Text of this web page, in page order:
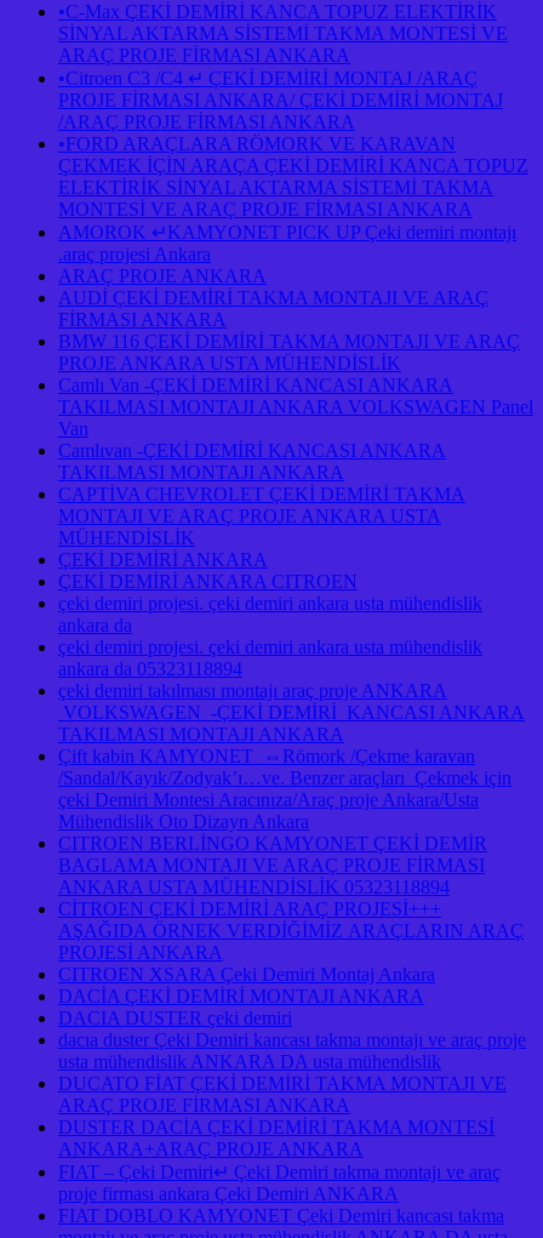
•C-Max ÇEKİ DEMİRİ KANCA TOPUZ ELEKTİRİK
SİNYAL AKTARMA SİSTEMİ TAKMA MONTESİ VE
ARAÇ PROJE FİRMASI ANKARA
•Citroen C3 /C4 ↵ ÇEKİ DEMİRİ MONTAJ /ARAÇ
PROJE FİRMASI ANKARA/ ÇEKİ DEMİRİ MONTAJ
/ARAÇ PROJE FİRMASI ANKARA
•FORD ARAÇLARA RÖMORK VE KARAVAN
ÇEKMEK İÇİN ARAÇA ÇEKİ DEMİRİ KANCA TOPUZ
ELEKTİRİK SİNYAL AKTARMA SİSTEMİ TAKMA
MONTESİ VE ARAÇ PROJE FİRMASI ANKARA
AMOROK ↵KAMYONET PICK UP Çeki demiri montajı
.araç projesi Ankara
ARAÇ PROJE ANKARA
AUDİ ÇEKİ DEMİRİ TAKMA MONTAJI VE ARAÇ
FİRMASI ANKARA
BMW 116 ÇEKİ DEMİRİ TAKMA MONTAJI VE ARAÇ
PROJE ANKARA USTA MÜHENDİSLİK
Camlı Van -ÇEKİ DEMİRİ KANCASI ANKARA
TAKILMASI MONTAJI ANKARA VOLKSWAGEN Panel
Van
Camlıvan -ÇEKİ DEMİRİ KANCASI ANKARA
TAKILMASI MONTAJI ANKARA
CAPTİVA CHEVROLET ÇEKİ DEMİRİ TAKMA
MONTAJI VE ARAÇ PROJE ANKARA USTA
MÜHENDİSLİK
ÇEKİ DEMİRİ ANKARA
ÇEKİ DEMİRİ ANKARA CITROEN
çeki demiri projesi. çeki demiri ankara usta mühendislik
ankara da
çeki demiri projesi. çeki demiri ankara usta mühendislik
ankara da 05323118894
çeki demiri takılması montajı araç proje ANKARA
VOLKSWAGEN -ÇEKİ DEMİRİ KANCASI ANKARA
TAKILMASI MONTAJI ANKARA
Çift kabin KAMYONET ⇔Römork /Çekme karavan
/Sandal/Kayık/Zodyak’ı…ve. Benzer araçları Çekmek için
çeki Demiri Montesi Aracınıza/Araç proje Ankara/Usta
Mühendislik Oto Dizayn Ankara
CITROEN BERLİNGO KAMYONET ÇEKİ DEMİR
BAGLAMA MONTAJI VE ARAÇ PROJE FİRMASI
ANKARA USTA MÜHENDİSLİK 05323118894
CİTROEN ÇEKİ DEMİRİ ARAÇ PROJESİ+++
AŞAĞIDA ÖRNEK VERDİĞİMİZ ARAÇLARIN ARAÇ
PROJESİ ANKARA
CITROEN XSARA Çeki Demiri Montaj Ankara
DACİA ÇEKİ DEMİRİ MONTAJI ANKARA
DACIA DUSTER çeki demiri
dacıa duster Çeki Demiri kancası takma montajı ve araç proje
usta mühendislik ANKARA DA usta mühendislik
DUCATO FİAT ÇEKİ DEMİRİ TAKMA MONTAJI VE
ARAÇ PROJE FİRMASI ANKARA
DUSTER DACİA ÇEKİ DEMİRİ TAKMA MONTESİ
ANKARA+ARAÇ PROJE ANKARA
FIAT – Çeki Demiri↵ Çeki Demiri takma montajı ve araç
proje firması ankara Çeki Demiri ANKARA
FIAT DOBLO KAMYONET Çeki Demiri kancası takma